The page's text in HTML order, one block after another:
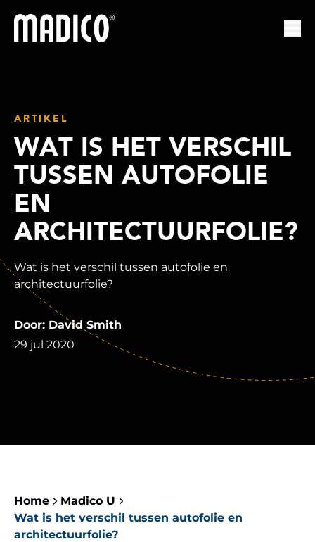
Madico
ARTIKEL
WAT IS HET VERSCHIL
TUSSEN AUTOFOLIE
EN
ARCHITECTUURFOLIE?
Wat is het verschil tussen autofolie en
architectuurfolie?
Door: David Smith
29 jul 2020
Home
Madico U
Wat is het verschil tussen autofolie en
architectuurfolie?